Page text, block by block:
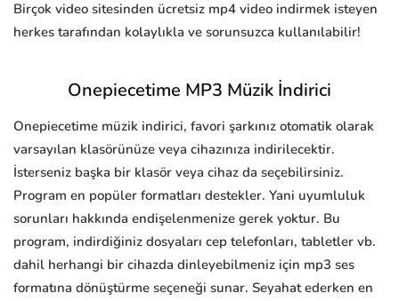
Birçok video sitesinden ücretsiz mp4 video indirmek isteyen
herkes tarafından kolaylıkla ve sorunsuzca kullanılabilir!
Onepiecetime MP3 Müzik İndirici
Onepiecetime müzik indirici, favori şarkınız otomatik olarak
varsayılan klasörünüze veya cihazınıza indirilecektir.
İsterseniz başka bir klasör veya cihaz da seçebilirsiniz.
Program en popüler formatları destekler. Yani uyumluluk
sorunları hakkında endişelenmenize gerek yoktur. Bu
program, indirdiğiniz dosyaları cep telefonları, tabletler vb.
dahil herhangi bir cihazda dinleyebilmeniz için mp3 ses
formatına dönüştürme seçeneği sunar. Seyahat ederken en